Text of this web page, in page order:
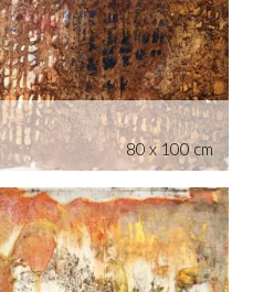
80 x 100 cm